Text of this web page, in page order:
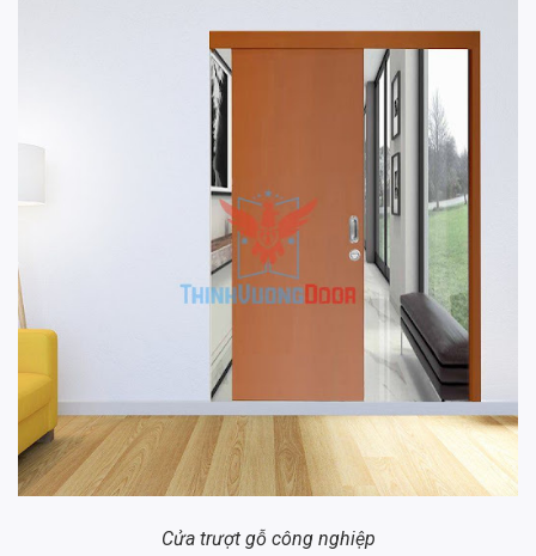
Cửa trượt gỗ công nghiệp